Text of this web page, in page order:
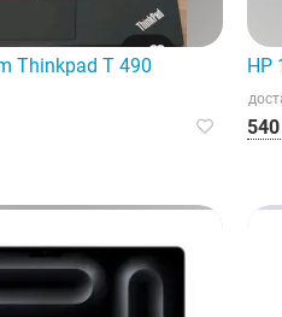
Thinkpad T 490 HP